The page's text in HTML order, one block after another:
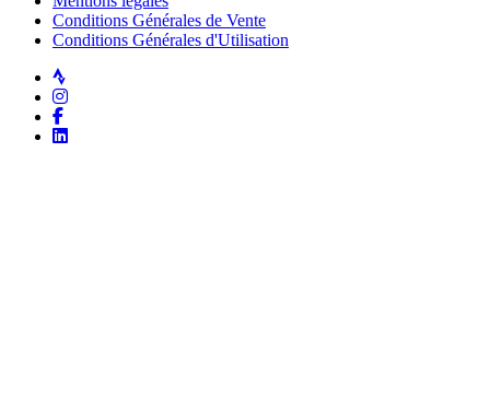
Conditions Générales de Vente
Conditions Générales d'Utilisation
Strava
Instagram
Facebook
LinkedIn